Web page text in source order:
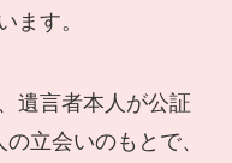
ます。
遺言者本人が公証
立会いのもとで、